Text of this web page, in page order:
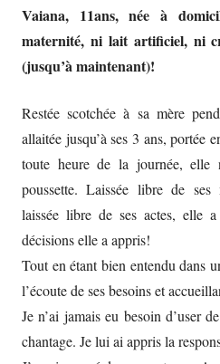
Vaiana, 11ans, née à
maternité, ni lait artificiel, ni
(jusqu’à maintenant)!
Restée scotchée à sa mère
allaitée jusqu’à ses 3 ans, portée
toute heure de la journée, elle
poussette. Laissée libre de ses
laissée libre de ses actes, elle
décisions elle a appris!
Tout en étant bien entendu dans
l’écoute de ses besoins et
Je n’ai jamais eu besoin d’user
chantage. Je lui ai appris la